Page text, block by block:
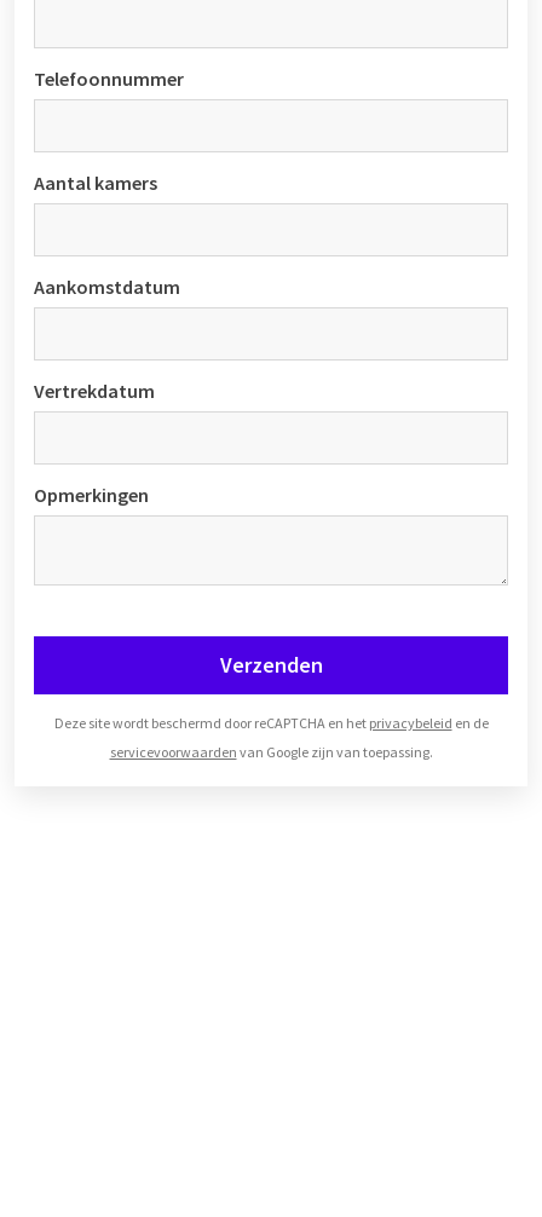
Telefoonnummer
Aantal kamers
Aankomstdatum
Vertrekdatum
Opmerkingen
Verzenden
Deze site wordt beschermd door reCAPTCHA en het privacybeleid en de
servicevoorwaarden van Google zijn van toepassing.